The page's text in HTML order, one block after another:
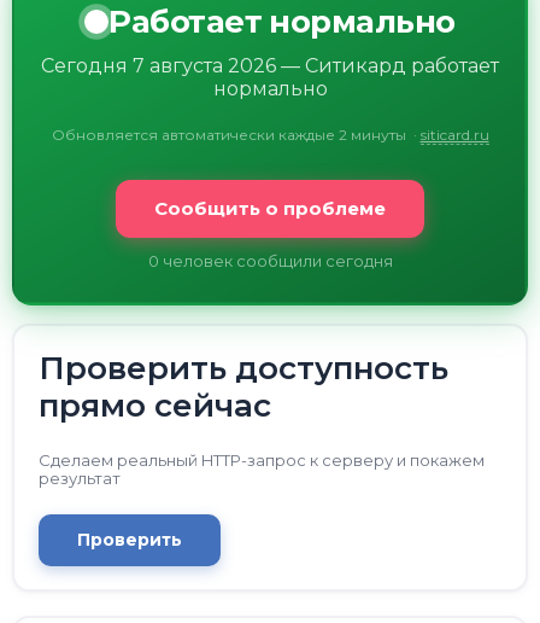
Работает нормально
Сегодня 7 августа 2026 — Ситикард работает
нормально
Обновляется автоматически каждые 2 минуты · siticard.ru
Сообщить о проблеме
0 человек сообщили сегодня
Проверить доступность
прямо сейчас
Сделаем реальный HTTP-запрос к серверу и покажем
результат
Проверить